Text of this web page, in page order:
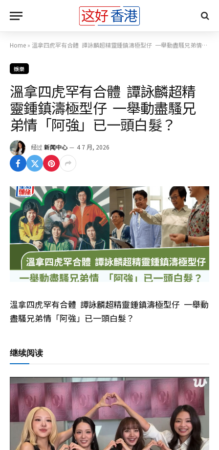
Home » 溫拿四虎罕有合體 譚詠麟超精靈鍾鎮濤極型仔 一舉動盡騷兄弟情「阿強」已一頭白髮？
娛樂
溫拿四虎罕有合體 譚詠麟超精
靈鍾鎮濤極型仔 一舉動盡騷兄
弟情「阿強」已一頭白髮？
经过 新闻中心 4 7 月, 2026
溫拿四虎罕有合體 譚詠麟超精靈鍾鎮濤極型仔 一舉動
盡騷兄弟情「阿強」已一頭白髮？
继续阅读